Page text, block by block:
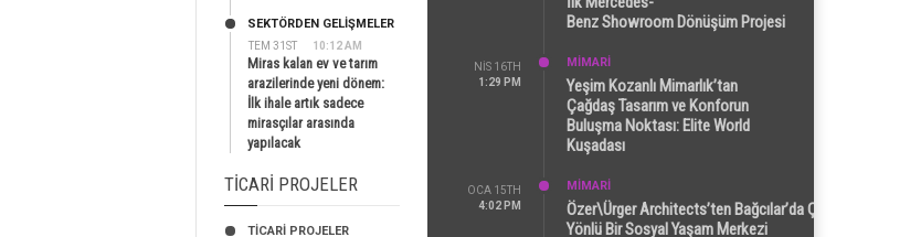
TEM 31ST 10:12 AM
SEKTÖRDEN GELIŞMELER
Miras kalan ev ve tarım
arazilerinde yeni dönem:
İlk ihale artık sadece
mirasçılar arasında
yapılacak
TICARI PROJELER
TİCARİ PROJELER
Benz Showroom Dönüşüm Projesi
NIS 16TH
1:29 PM
MİMARİ
Yeşim Kozanlı Mimarlık’tan
Çağdaş Tasarım ve Konforun
Buluşma Noktası: Elite World
Kuşadası
OCA 15TH
4:02 PM
MİMARİ
Özer\Ürger Architects’ten Bağcılar’da Çok
Yönlü Bir Sosyal Yaşam Merkezi